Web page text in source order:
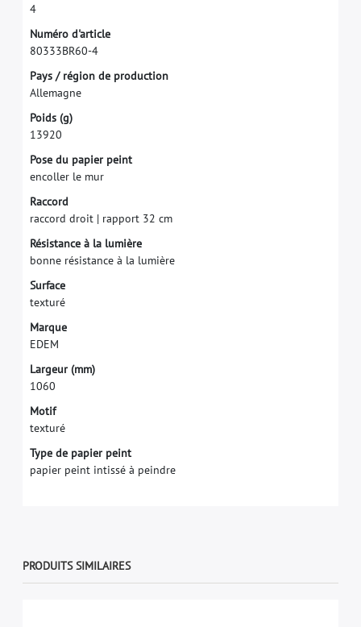
4
Numéro d'article
80333BR60-4
Pays / région de production
Allemagne
Poids (g)
13920
Pose du papier peint
encoller le mur
Raccord
raccord droit | rapport 32 cm
Résistance à la lumière
bonne résistance à la lumière
Surface
texturé
Marque
EDEM
Largeur (mm)
1060
Motif
texturé
Type de papier peint
papier peint intissé à peindre
PRODUITS SIMILAIRES